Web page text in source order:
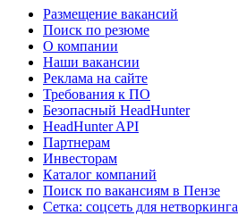
Размещение вакансий
Поиск по резюме
О компании
Наши вакансии
Реклама на сайте
Требования к ПО
Безопасный HeadHunter
HeadHunter API
Партнерам
Инвесторам
Каталог компаний
Поиск по вакансиям в Пензе
Сетка: соцсеть для нетворкинга